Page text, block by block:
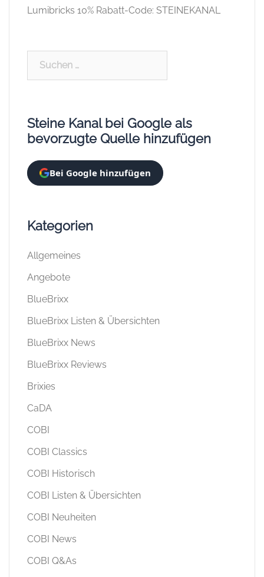
Lumibricks 10% Rabatt-Code: STEINEKANAL
Steine Kanal bei Google als
bevorzugte Quelle hinzufügen
Bei Google hinzufügen
Kategorien
Allgemeines
Angebote
BlueBrixx
BlueBrixx Listen & Übersichten
BlueBrixx News
BlueBrixx Reviews
Brixies
CaDA
COBI
COBI Classics
COBI Historisch
COBI Listen & Übersichten
COBI Neuheiten
COBI News
COBI Q&As